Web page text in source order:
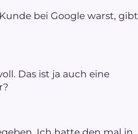
bei Google warst, gibt
Das ist ja auch eine